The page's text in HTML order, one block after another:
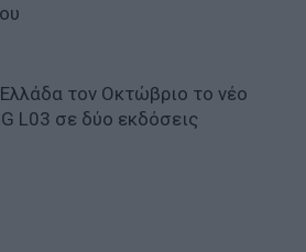
τον Οκτώβριο το νέο
L03 σε δύο εκδόσεις